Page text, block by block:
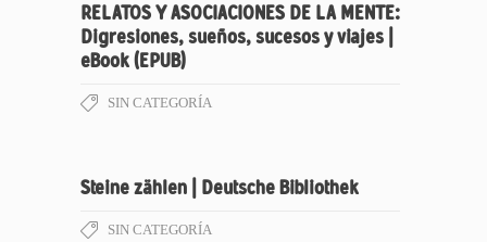
RELATOS Y ASOCIACIONES DE LA MENTE:
Digresiones, sueños, sucesos y viajes |
eBook (EPUB)
SIN CATEGORÍA
Steine zählen | Deutsche Bibliothek
SIN CATEGORÍA